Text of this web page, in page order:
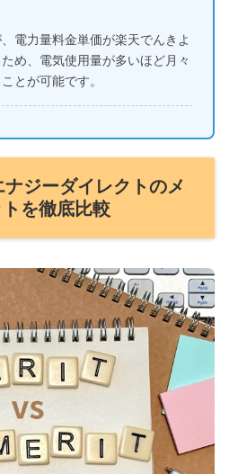
電力量料金単価が楽天でんきよ
め、電気使用量が多いほど月々
とが可能です。
ジーダイレクトのメ
を徹底比較